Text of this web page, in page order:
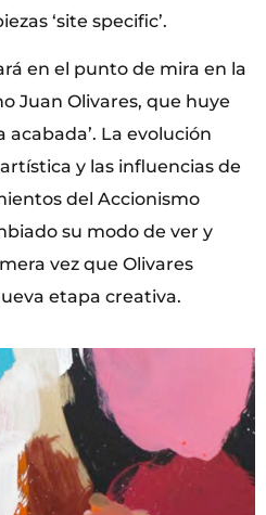
‘site specific’.
en el punto de mira en la
Juan Olivares, que huye
La evolución
y las influencias de
del Accionismo
su modo de ver y
vez que Olivares
etapa creativa.